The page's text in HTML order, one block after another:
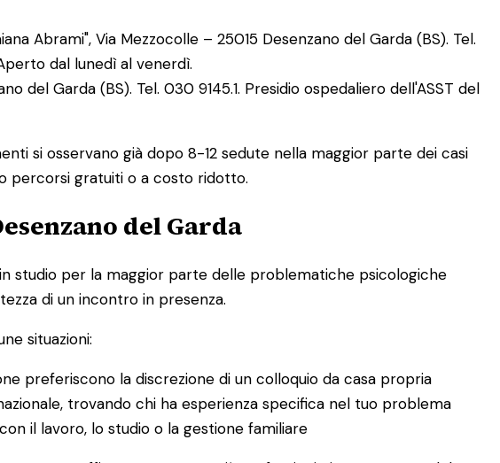
Abrami", Via Mezzocolle – 25015 Desenzano del Garda (BS). Tel.
dal lunedì al venerdì.
del Garda (BS). Tel. 030 9145.1. Presidio ospedaliero dell'ASST del
si osservano già dopo 8-12 sedute nella maggior parte dei casi
percorsi gratuiti o a costo ridotto.
del Garda
studio per la maggior parte delle problematiche psicologiche
di un incontro in presenza.
situazioni:
preferiscono la discrezione di un colloquio da casa propria
trovando chi ha esperienza specifica nel tuo problema
il lavoro, lo studio o la gestione familiare